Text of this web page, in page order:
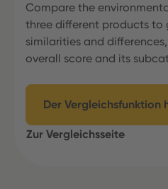
Compare the
three different products to
similarities and
overall score and its
Der Vergleichsfunktion
Zur Vergleichsseite